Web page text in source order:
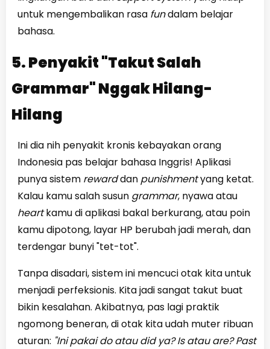
untuk mengembalikan rasa fundalam belajar
bahasa.
5. Penyakit "Takut Salah
Grammar" Nggak Hilang-
Hilang
Ini dia nih penyakit kronis kebayakan orang
Indonesia pas belajar bahasa Inggris! Aplikasi
punya sistem rewarddan punishmentyang ketat.
Kalau kamu salah susun grammar, nyawa atau
heartkamu di aplikasi bakal berkurang, atau poin
kamu dipotong, layar HP berubah jadi merah, dan
terdengar bunyi "tet-tot".
Tanpa disadari, sistem ini mencuci otak kita untuk
menjadi perfeksionis. Kita jadi sangat takut buat
bikin kesalahan. Akibatnya, pas lagi praktik
ngomong beneran, di otak kita udah muter ribuan
aturan: "Ini pakai do atau did ya? Is atau are? Past